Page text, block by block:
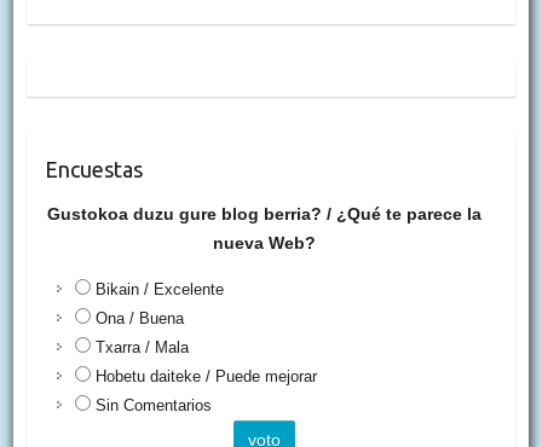
Encuestas
Gustokoa duzu gure blog berria? / ¿Qué te parece la
nueva Web?
Bikain / Excelente
Ona / Buena
Txarra / Mala
Hobetu daiteke / Puede mejorar
Sin Comentarios